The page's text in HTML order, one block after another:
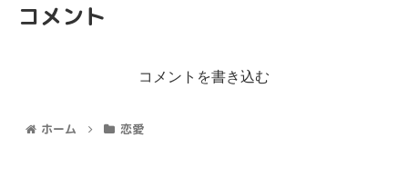
コメント
コメントを書き込む
ホーム 恋愛